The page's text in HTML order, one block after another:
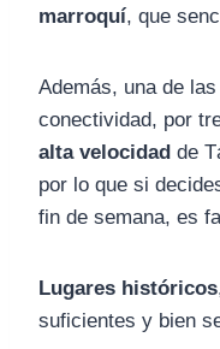
marroquí, que
Además, una de
conectividad, por
alta velocidad de
por lo que si
fin de semana, es
Lugares históricos
suficientes y bien